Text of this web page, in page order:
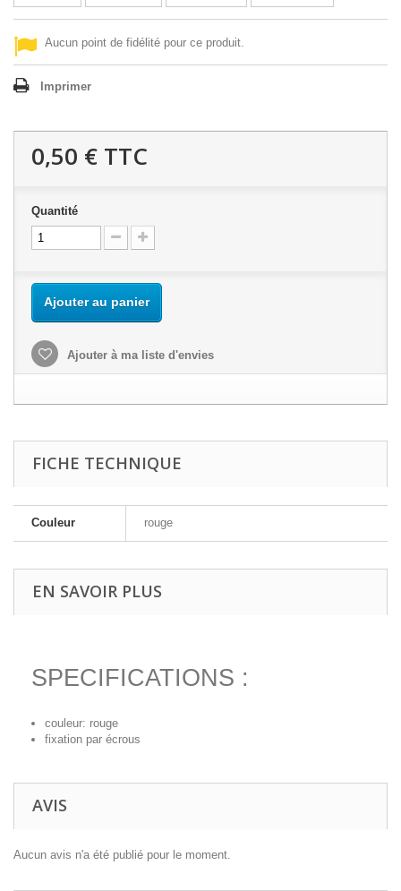
Aucun point de fidélité pour ce produit.
Imprimer
0,50 € TTC
Quantité
Ajouter au panier
Ajouter à ma liste d'envies
FICHE TECHNIQUE
Couleur rouge
EN SAVOIR PLUS
SPECIFICATIONS :
couleur: rouge
fixation par écrous
AVIS
Aucun avis n'a été publié pour le moment.